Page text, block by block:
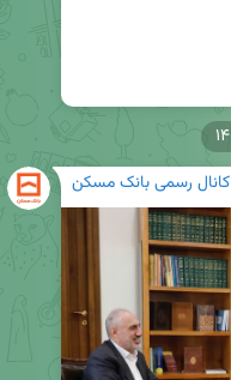
کانال رسمی بانک مسکن